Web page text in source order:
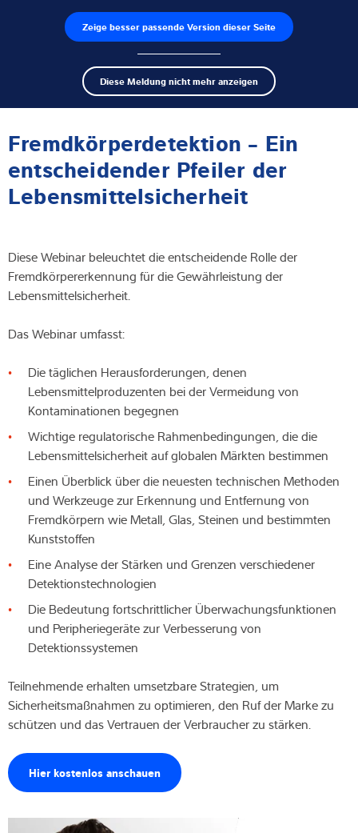
Zeige besser passende Version dieser Seite
Diese Meldung nicht mehr anzeigen
Produktfinder Jobs
Search
term
Wägeelektroniken
Industriewaagen
Inspektionslösungen
Individuelle Lösungen
Expertise und Wissen
Fremdkörperdetektion - Ein
entscheidender Pfeiler der
Lebensmittelsicherheit
Diese Webinar beleuchtet die entscheidende Rolle der
Fremdkörpererkennung für die Gewährleistung der
Lebensmittelsicherheit.
Das Webinar umfasst:
Die täglichen Herausforderungen, denen
Lebensmittelproduzenten bei der Vermeidung von
Kontaminationen begegnen
Wichtige regulatorische Rahmenbedingungen, die die
Lebensmittelsicherheit auf globalen Märkten bestimmen
Einen Überblick über die neuesten technischen Methoden
und Werkzeuge zur Erkennung und Entfernung von
Fremdkörpern wie Metall, Glas, Steinen und bestimmten
Kunststoffen
Eine Analyse der Stärken und Grenzen verschiedener
Detektionstechnologien
Die Bedeutung fortschrittlicher Überwachungsfunktionen
und Peripheriegeräte zur Verbesserung von
Detektionssystemen
Teilnehmende erhalten umsetzbare Strategien, um
Sicherheitsmaßnahmen zu optimieren, den Ruf der Marke zu
schützen und das Vertrauen der Verbraucher zu stärken.
Hier kostenlos anschauen